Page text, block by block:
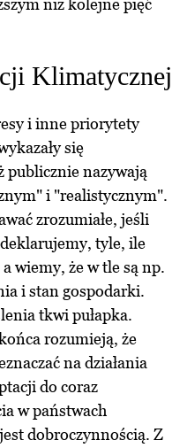
niż kolejne pięć
Klimatycznej
i inne priorytety
się
publicznie nazywają
i "realistycznym".
zrozumiałe, jeśli
tyle, ile
wiemy, że w tle są np.
i stan gospodarki.
tkwi pułapka.
rozumieją, że
na działania
do coraz
w państwach
dobroczynnością. Z